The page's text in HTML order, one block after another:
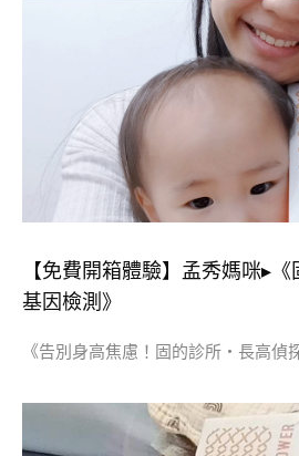
【免費開箱體驗】孟秀媽咪▸
基因檢測》
《告別身高焦慮！固的診所・長高偵